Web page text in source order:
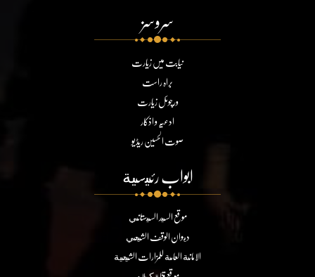
سروسز
نیابت میں زیارت
براہ راست
ورچوئل زیارت
ادعیہ و اذکار
صوت الحسین ریڈیو
ابواب رئيسية
موقع السيد السيستاني
ديوان الوقف الشيعي
الامانة العامة للمزارات الشيعية